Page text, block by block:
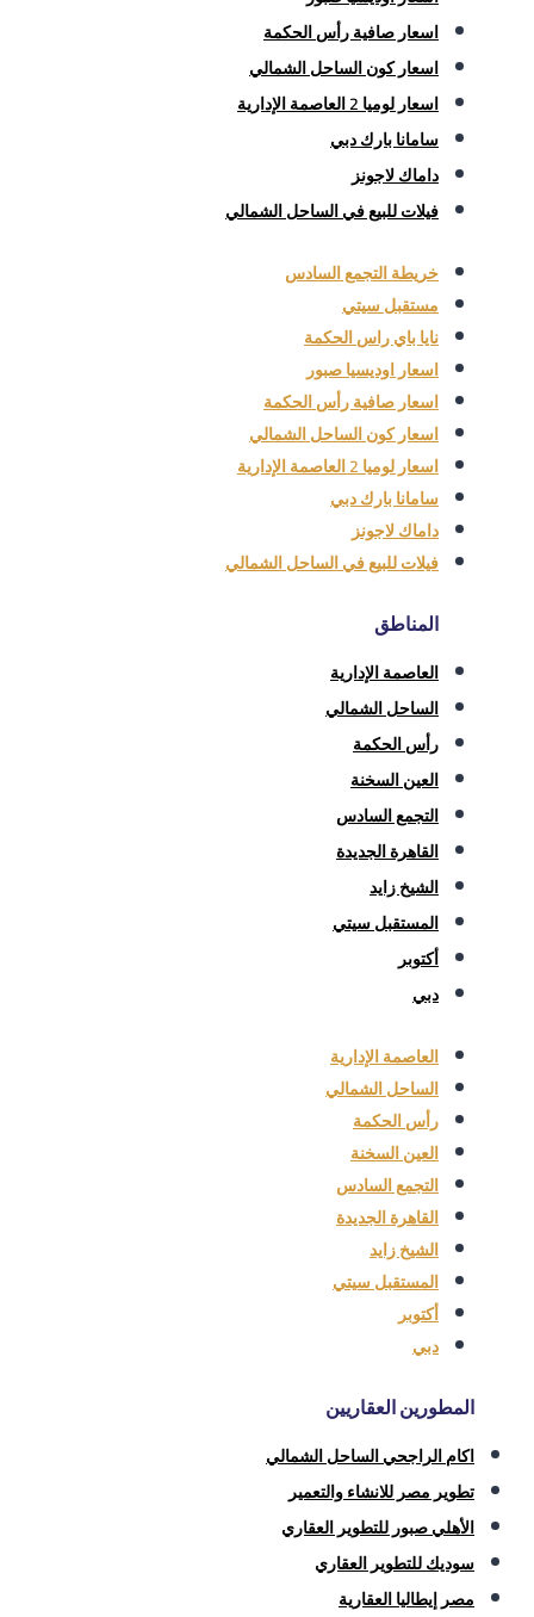
اسعار صافية رأس الحكمة
اسعار كون الساحل الشمالي
اسعار لوميا 2 العاصمة الإدارية
سامانا بارك دبي
داماك لاجونز
فيلات للبيع في الساحل الشمالي
خريطة التجمع السادس
مستقبل سيتي
نايا باي راس الحكمة
اسعار اوديسيا صبور
اسعار صافية رأس الحكمة
اسعار كون الساحل الشمالي
اسعار لوميا 2 العاصمة الإدارية
سامانا بارك دبي
داماك لاجونز
فيلات للبيع في الساحل الشمالي
المناطق
العاصمة الإدارية
الساحل الشمالي
رأس الحكمة
العين السخنة
التجمع السادس
القاهرة الجديدة
الشيخ زايد
المستقبل سيتي
أكتوبر
دبي
العاصمة الإدارية
الساحل الشمالي
رأس الحكمة
العين السخنة
التجمع السادس
القاهرة الجديدة
الشيخ زايد
المستقبل سيتي
أكتوبر
دبي
المطورين العقاريين
اكام الراجحي الساحل الشمالي
تطوير مصر للانشاء والتعمير
الأهلي صبور للتطوير العقاري
سوديك للتطوير العقاري
مصر إيطاليا العقارية